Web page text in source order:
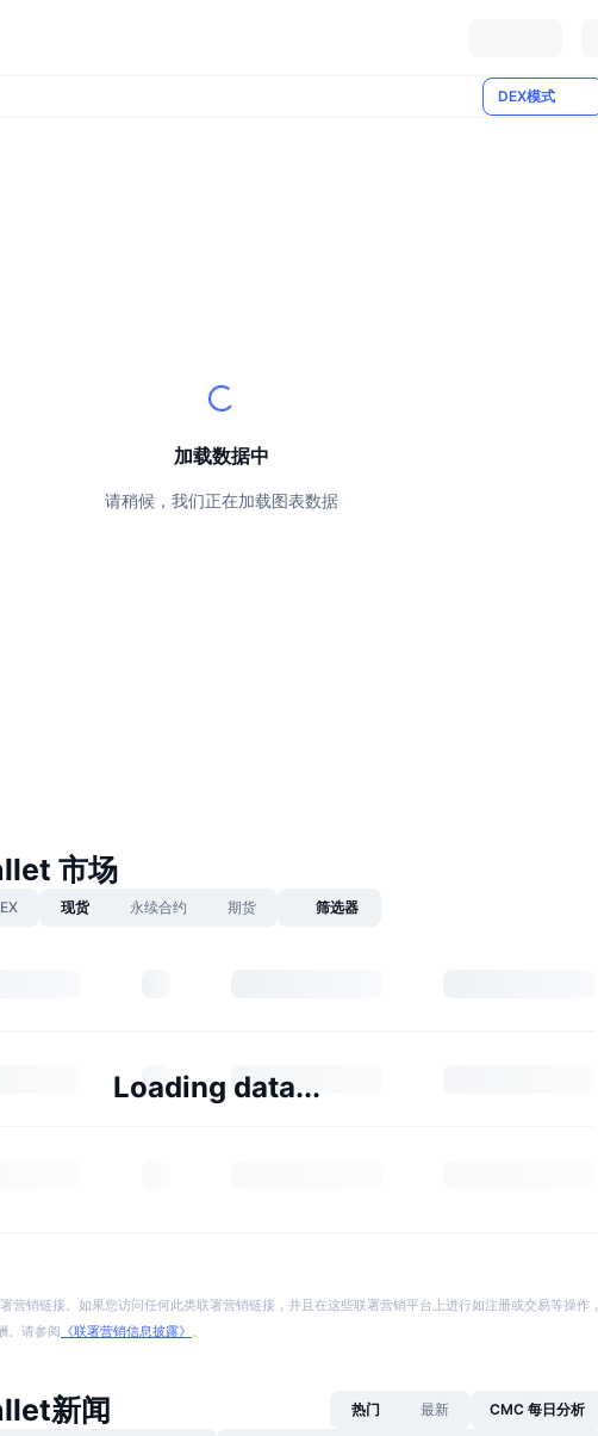
DEX模式
加载数据中
请稍候，我们正在加载图表数据
市场
现货 永续合约 期货 筛选器
Loading data...
营销链接。如果您访问任何此类联署营销链接，并且在这些联署营销平台上进行如注册或交易等操作，
。请参阅 《联署营销信息披露》 。
新闻 热门 最新 CMC 每日分析